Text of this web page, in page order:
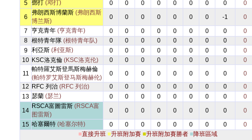
5
鄧打 (邓打) 0 0 0 0 0 0 0 0 0
6
弗朗西斯博蘭斯 (弗朗西斯
博兰斯)
0 0 0 0 0 0 0 -1 0
7
亨克青年 (亨克青年) 0 0 0 0 0 0 0 0 0
8
根特青年隊 (根特青年队) 0 0 0 0 0 0 0 0 0
9
利亞斯 (利亚斯) 0 0 0 0 0 0 0 0 0
10 KSC洛克倫 (KSC洛克伦) 0 0 0 0 0 0 0 0 0
11
帕特羅艾斯登馬斯梅赫倫
(帕特罗艾斯登马斯梅赫伦)
0 0 0 0 0 0 0 0 0
12 RFC 列治 (RFC 列治) 0 0 0 0 0 0 0 0 0
13 瑟蘭 (瑟兰) 0 0 0 0 0 0 0 0 0
14
RSCA富圖雷斯 (RSCA富
图雷斯)
0 0 0 0 0 0 0 0 0
15 哈塞爾特 (哈塞尔特) 0 0 0 0 0 0 0 0 0
■直接升班 ■升班附加賽 ■升班附加賽勝者 ■降班區域